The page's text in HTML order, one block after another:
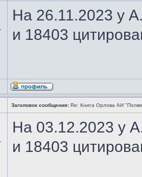
На 26.11.2023 у
и 18403
Заголовок сообщения: Re: Книга Орлова АИ
На 03.12.2023 у
и 18403